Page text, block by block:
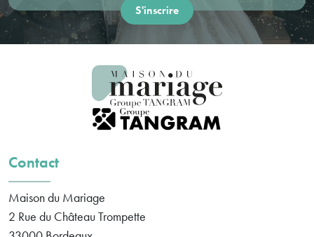
Contact
Maison du Mariage
2 Rue du Château Trompette